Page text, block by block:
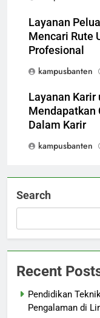
Layanan
Mencari Rute
Profesional
kampusbanten
Layanan
Mendapatkan
Dalam Karir
kampusbanten
Search
Recent
Pendidikan
Pengalaman di